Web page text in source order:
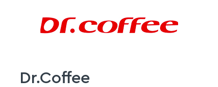
Dr.Coffee